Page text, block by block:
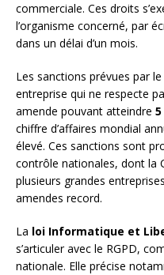
commerciale. Ces droits
l’organisme concerné, par
dans un délai d’un mois.
Les sanctions prévues par
entreprise qui ne respecte
amende pouvant atteindre
chiffre d’affaires mondial
élevé. Ces sanctions sont
contrôle nationales, dont la
plusieurs grandes
amendes record.
La loi Informatique et
s’articuler avec le RGPD,
nationale. Elle précise